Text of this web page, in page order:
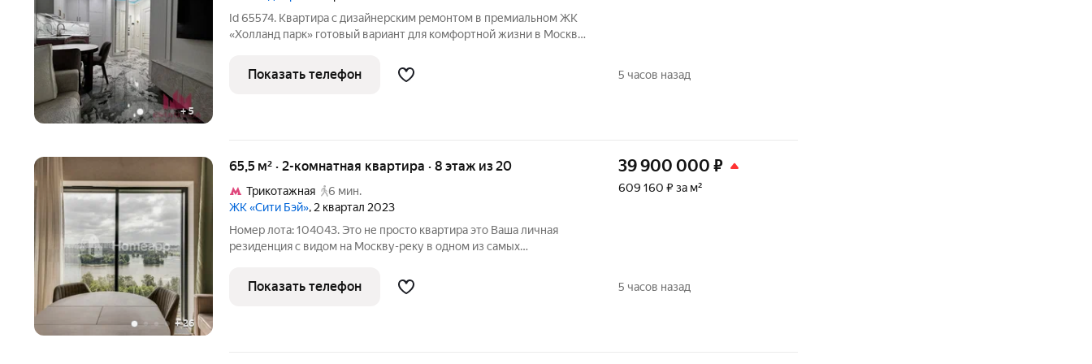
+5
Id 65574. Квартира с дизайнерским ремонтом в премиальном ЖК
«Холланд парк» готовый вариант для комфортной жизни в Москве
качество, стиль и продуманную urban-инфраструктуру. Объект
сдан в
Показать телефон 5 часов назад
+26
65,5 м² · 2-комнатная квартира · 8 этаж из 20
Трикотажная
6 мин.
ЖК «Сити Бэй», 2 квартал 2023
Номер лота: 104043. Это не просто квартира это Ваша личная
резиденция с видом на Москву-реку в одном из самых
пространство, где каждый метр работает на ваш комфорт.
Гостиная-кухня становится
39 900 000 ₽
609 160 ₽ за м²
Показать телефон 5 часов назад